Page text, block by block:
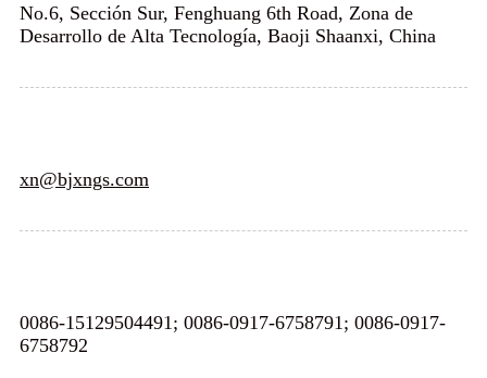
No.6, Sección Sur, Fenghuang 6th Road, Zona de
Desarrollo de Alta Tecnología, Baoji Shaanxi, China
xn@bjxngs.com
0086-15129504491; 0086-0917-6758791; 0086-0917-
6758792